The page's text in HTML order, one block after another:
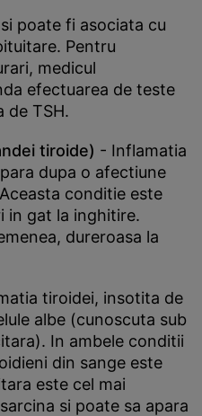
poate fi asociata cu
Pentru
medicul
efectuarea de teste
de TSH.
tiroide) - Inflamatia
dupa o afectiune
conditie este
in gat la inghitire.
dureroasa la
tiroidei, insotita de
albe (cunoscuta sub
In ambele conditii
din sange este
este cel mai
si poate sa apara